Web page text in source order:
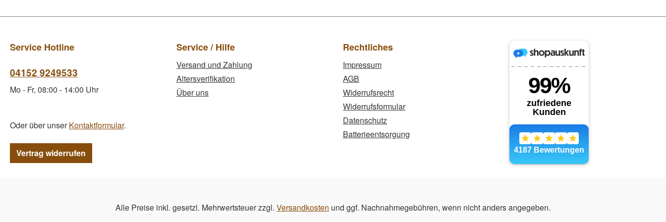
Service Hotline
04152 9249533
Mo - Fr, 08:00 - 14:00 Uhr
Oder über unserKontaktformular.
Vertrag widerrufen
Service / Hilfe
Versand und Zahlung
Altersverifikation
Über uns
Rechtliches
Impressum
AGB
Widerrufsrecht
Widerrufsformular
Datenschutz
Batterieentsorgung
Alle Preise inkl. gesetzl. Mehrwertsteuer zzgl. Versandkosten und ggf. Nachnahmegebühren, wenn nicht anders angegeben.